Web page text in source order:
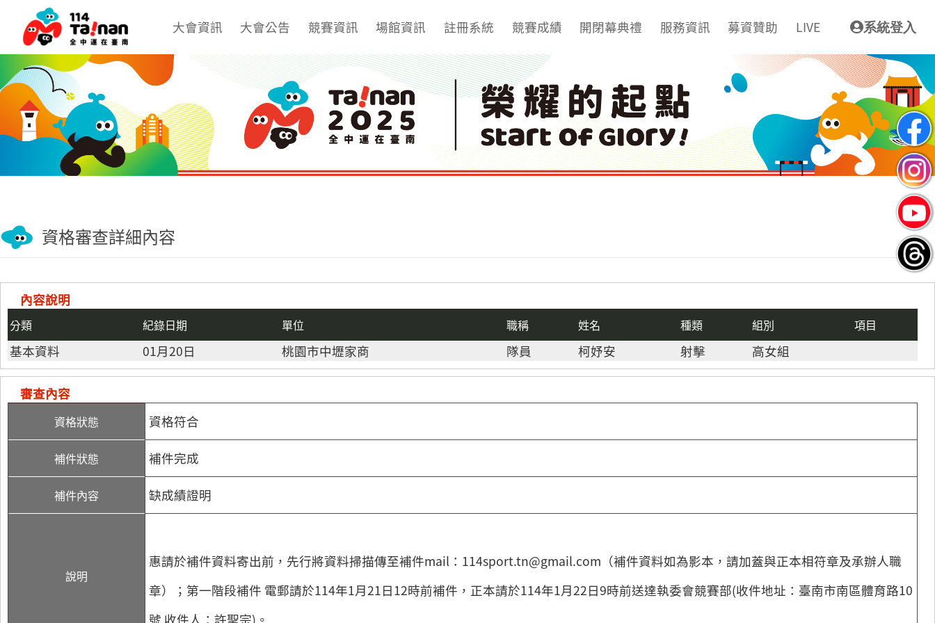
大會資訊 大會公告 競賽資訊 場館資訊 註冊系統 競賽成績 開閉幕典禮 服務資訊 募資贊助 LIVE 系統登入
資格審查詳細內容
內容說明
分類 紀錄日期 單位 職稱 姓名 種類 組別 項目
基本資料 01月20日 桃園市中壢家商 隊員 柯妤安 射擊 高女組
審查內容
資格狀態 資格符合
補件狀態 補件完成
補件內容 缺成績證明
說明
惠請於補件資料寄出前，先行將資料掃描傳至補件mail：114sport.tn@gmail.com（補件資料如為影本，請加蓋與正本相符章及承辦人職
章）；第一階段補件 電郵請於114年1月21日12時前補件，正本請於114年1月22日9時前送達執委會競賽部(收件地址：臺南市南區體育路10
號 收件人：許聖宗)。